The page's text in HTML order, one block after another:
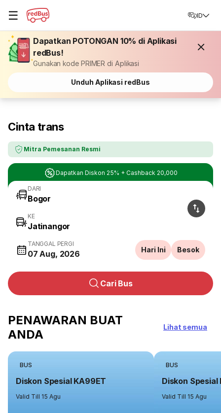
☰ ID
Dapatkan POTONGAN 10% di Aplikasi
redBus!
Gunakan kode PRIMER di Aplikasi
Unduh Aplikasi redBus
Cinta trans
Mitra Pemesanan Resmi
Dapatkan Diskon 25% + Cashback 20,000
DARI
KE
TANGGAL PERGI
07 Aug, 2026 Hari Ini Besok
Cari Bus
PENAWARAN BUAT
ANDA
Lihat semua
BUS
Diskon Spesial KA99ET
Valid Till 15 Agu
BUS
Diskon Spesial
Valid Till 15 Agu